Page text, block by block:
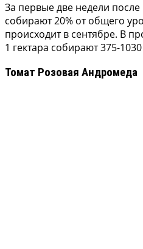
За первые две недели
собирают 20% от общего
происходит в сентябре. В
1 гектара собирают 375-
Томат Розовая Андромеда